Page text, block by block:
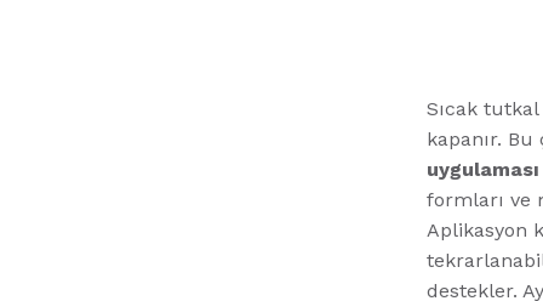
Sıcak
kapanır.
formları ve
Aplikasyon
destekler.